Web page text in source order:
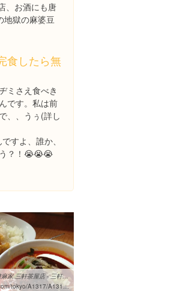
、お酒にも唐
地獄の麻婆豆
食したら無
ミさえ食べき
です。私は前
、、うぅ(詳し
すよ、誰か、
？！😭😭😭
by al_ghawl : 陳麻家 三軒茶屋店 - 三軒茶屋/四川料理 [食べログ]
A131706/13126845/dtlrvwlst/31070371